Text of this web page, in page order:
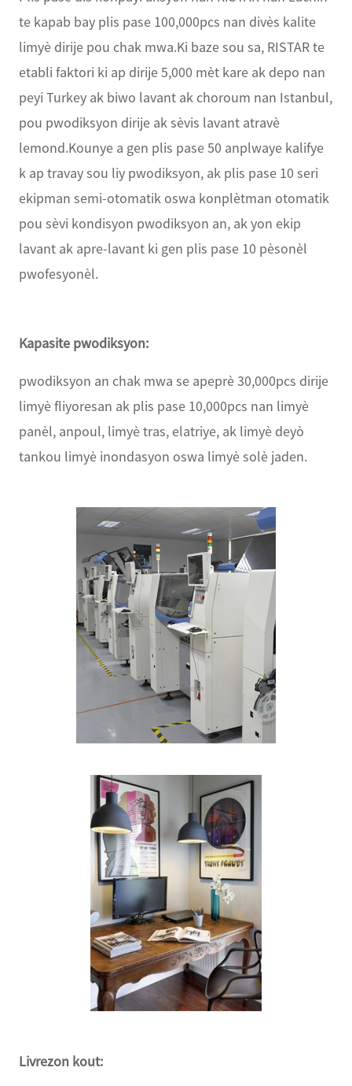
te kapab bay plis pase 100,000pcs nan divès kalite
limyè dirije pou chak mwa.Ki baze sou sa, RISTAR te
etabli faktori ki ap dirije 5,000 mèt kare ak depo nan
peyi Turkey ak biwo lavant ak choroum nan Istanbul,
pou pwodiksyon dirije ak sèvis lavant atravè
lemond.Kounye a gen plis pase 50 anplwaye kalifye
k ap travay sou liy pwodiksyon, ak plis pase 10 seri
ekipman semi-otomatik oswa konplètman otomatik
pou sèvi kondisyon pwodiksyon an, ak yon ekip
lavant ak apre-lavant ki gen plis pase 10 pèsonèl
pwofesyonèl.
Kapasite pwodiksyon:
pwodiksyon an chak mwa se apeprè 30,000pcs dirije
limyè fliyoresan ak plis pase 10,000pcs nan limyè
panèl, anpoul, limyè tras, elatriye, ak limyè deyò
tankou limyè inondasyon oswa limyè solè jaden.
Livrezon kout: